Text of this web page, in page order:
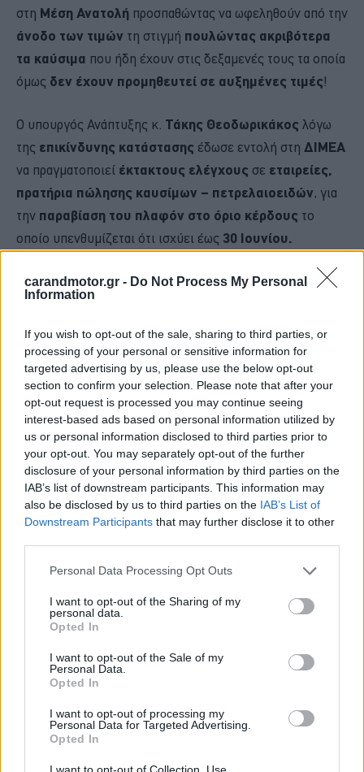
carandmotor.gr - Do Not Process My Personal
Information
If you wish to opt-out of the sale, sharing to third parties, or
processing of your personal or sensitive information for
targeted advertising by us, please use the below opt-out
section to confirm your selection. Please note that after your
opt-out request is processed you may continue seeing
interest-based ads based on personal information utilized by
us or personal information disclosed to third parties prior to
your opt-out. You may separately opt-out of the further
disclosure of your personal information by third parties on the
IAB’s list of downstream participants. This information may
also be disclosed by us to third parties on the IAB’s List of
Downstream Participants that may further disclose it to other
Please note that this website/app uses one or more Google
not limited to your visit or usage behaviour. You may click to
grant or deny consent to Google and its third-party tags to
use your data for below specified purposes in below Google
consent section.
Personal Data Processing Opt Outs
I want to opt-out of the Sharing of my
personal data.
Opted In
I want to opt-out of the Sale of my
Personal Data.
Opted In
I want to opt-out of processing my
Personal Data for Targeted Advertising.
Opted In
I want to opt-out of Collection, Use,
στη Μέση Ανατολή προσπαθώντας να ωφεληθούν από την
άνοδο των τιμών τη στιγμή πουλώντας ακριβότερα
τα καύσιμα που ήδη έχουν στις δεξαμενές τους τα οποία
όμως δεν έχουν προμηθευτεί σε αυξημένες τιμές!
Ο υπουργός Ανάπτυξης κ. Τάκης Θεοδωρικάκος λόγω
της επικίνδυνης κατάστασης έδωσε εντολή στη ΔΙΜΕΑ
να πραγματοποιεί έκτακτους ελέγχους σε εταιρείες,
πρατήρια πώλησης καυσίμων – πετρελαιοειδών, για
την παραβίαση του πλαφόν στο όριο κέρδους το
οποίο υπενθυμίζεται ότι ισχύει έως 30 Ιουνίου.
Με αυτό τον τρόπο τουπουργείο Ανάπτυξηςθα
προσπαθήσει να περιορίσει όσο το δυνατόν τη δράση των
επιτήδειων ιδιοκτητών πρατηρίων υγρών καυσίμων
προς όφελος των καταναλωτών και βέβαια να διατηρηθούν
χαμηλά ή έστω σε φυσιολογικά επίπεδα οιτιμές των
που έχουν αγοραστεί με φθηνά τιμολόγια.